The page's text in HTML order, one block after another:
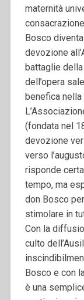
maternità
Bosco
devozione
battaglie
dell’opera
benefica
(fondata nel
devozione
verso
risponde
tempo, ma
don Bosco
stimolare in
Con la
culto
Bosco e con
è una